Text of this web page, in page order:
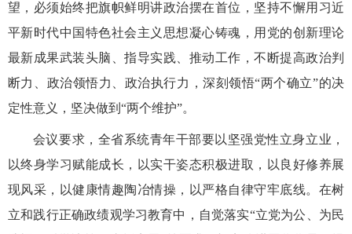
望，必须始终把旗帜鲜明讲政治摆在首位， 坚持不懈用习近
平新时代中国特色社会主义思想凝心铸魂，用党的创新理论
最新成果武装头脑、指导实践、推动工作，不断提高政治判
断力、政治领悟力、政治执行力 ，深刻领悟“两个确立”的决
定性意义， 坚决做到“两个维护”。
会议要求，全省系统青年干部要以坚强党性立身立业，
以终身学习赋能成长，以实干姿态积极进取，以良好修养展
现风采，以健康情趣陶冶情操，以严格自律守牢底线。 在树
立和践行正确政绩观学习教育中，自觉落实“立党为公、为民